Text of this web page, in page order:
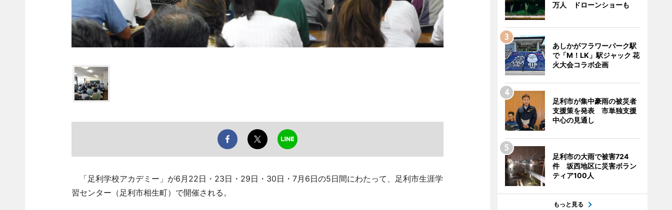
「足利学校アカデミー」が6月22日・23日・29日・30日・7月6日の5日間にわたって、足利市生涯学
習センター（足利市相生町）で開催される。
万人 ドローンショーも
あしかがフラワーパーク駅
で「M！LK」駅ジャック 花
火大会コラボ企画
足利市が集中豪雨の被災者
支援策を発表 市単独支援
中心の見通し
足利市の大雨で被害724
件 坂西地区に災害ボラン
ティア100人
もっと見る